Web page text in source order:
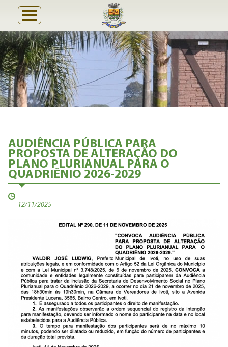
AUDIÊNCIA PÚBLICA PARA
PROPOSTA DE ALTERAÇÃO DO
PLANO PLURIANUAL PARA O
QUADRIÊNIO 2026-2029
12/11/2025